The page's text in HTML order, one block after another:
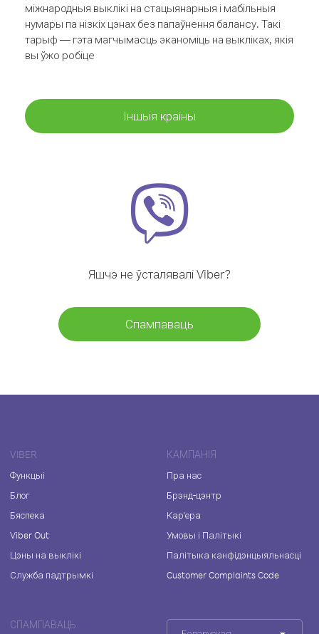
міжнародныя выклікі на стацыянарныя і мабільныя
нумары па нізкіх цэнах без папаўнення балансу. Такі
тарыф — гэта магчымасць эканоміць на выкліках, якія
вы ўжо робіце
Іншыя краіны
Яшчэ не ўсталявалі Viber?
Спампаваць
VIBER
Функцыі
Блог
Бяспека
Viber Out
Цэны на выклікі
Служба падтрымкі
КАМПАНІЯ
Пра нас
Брэнд-цэнтр
Кар'ера
Умовы і Палітыкі
Палітыка канфідэнцыяльнасці
Customer Complaints Code
СПАМПАВАЦЬ